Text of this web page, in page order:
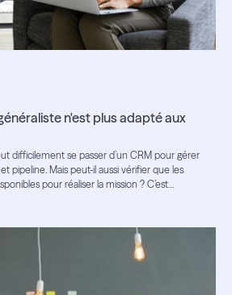
n'est plus adapté aux
difficilement se passer d’un CRM pour gérer
pipeline. Mais peut-il aussi vérifier que les
pour réaliser la mission ? C’est